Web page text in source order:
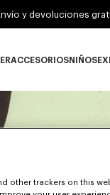
y devoluciones
subcategories
MUJER
ACCESORIOSNIÑOS
other trackers on this